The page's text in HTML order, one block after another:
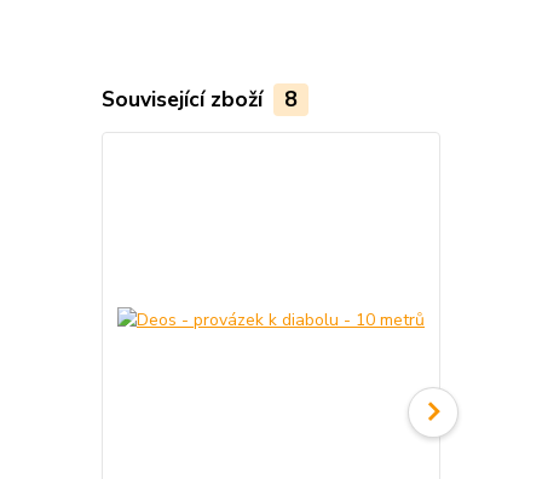
Související zboží 8